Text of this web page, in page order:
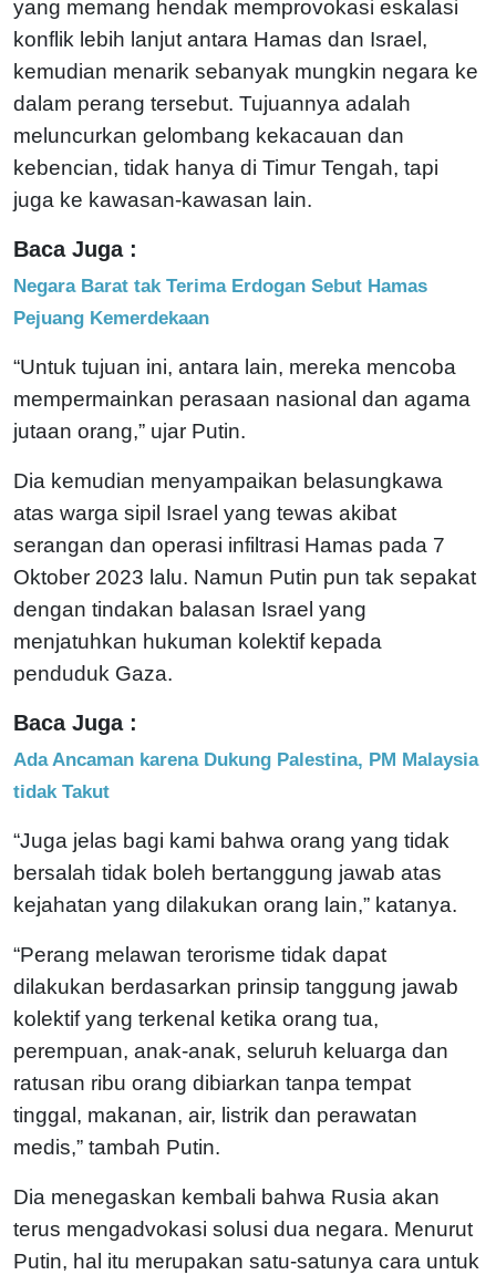
yang memang hendak memprovokasi eskalasi
konflik lebih lanjut antara Hamas dan Israel,
kemudian menarik sebanyak mungkin negara ke
dalam perang tersebut. Tujuannya adalah
meluncurkan gelombang kekacauan dan
kebencian, tidak hanya di Timur Tengah, tapi
juga ke kawasan-kawasan lain.
Baca Juga :
Negara Barat tak Terima Erdogan Sebut Hamas
Pejuang Kemerdekaan
“Untuk tujuan ini, antara lain, mereka mencoba
mempermainkan perasaan nasional dan agama
jutaan orang,” ujar Putin.
Dia kemudian menyampaikan belasungkawa
atas warga sipil Israel yang tewas akibat
serangan dan operasi infiltrasi Hamas pada 7
Oktober 2023 lalu. Namun Putin pun tak sepakat
dengan tindakan balasan Israel yang
menjatuhkan hukuman kolektif kepada
penduduk Gaza.
Baca Juga :
Ada Ancaman karena Dukung Palestina, PM Malaysia
tidak Takut
“Juga jelas bagi kami bahwa orang yang tidak
bersalah tidak boleh bertanggung jawab atas
kejahatan yang dilakukan orang lain,” katanya.
“Perang melawan terorisme tidak dapat
dilakukan berdasarkan prinsip tanggung jawab
kolektif yang terkenal ketika orang tua,
perempuan, anak-anak, seluruh keluarga dan
ratusan ribu orang dibiarkan tanpa tempat
tinggal, makanan, air, listrik dan perawatan
medis,” tambah Putin.
Dia menegaskan kembali bahwa Rusia akan
terus mengadvokasi solusi dua negara. Menurut
Putin, hal itu merupakan satu-satunya cara untuk